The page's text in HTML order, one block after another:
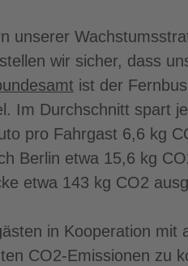
unserer
wir sicher, dass
ist der
Im Durchschnitt spart
pro Fahrgast 6,6 kg
Berlin etwa 15,6 kg
etwa 143 kg CO2
in Kooperation mit
CO2-Emissionen zu